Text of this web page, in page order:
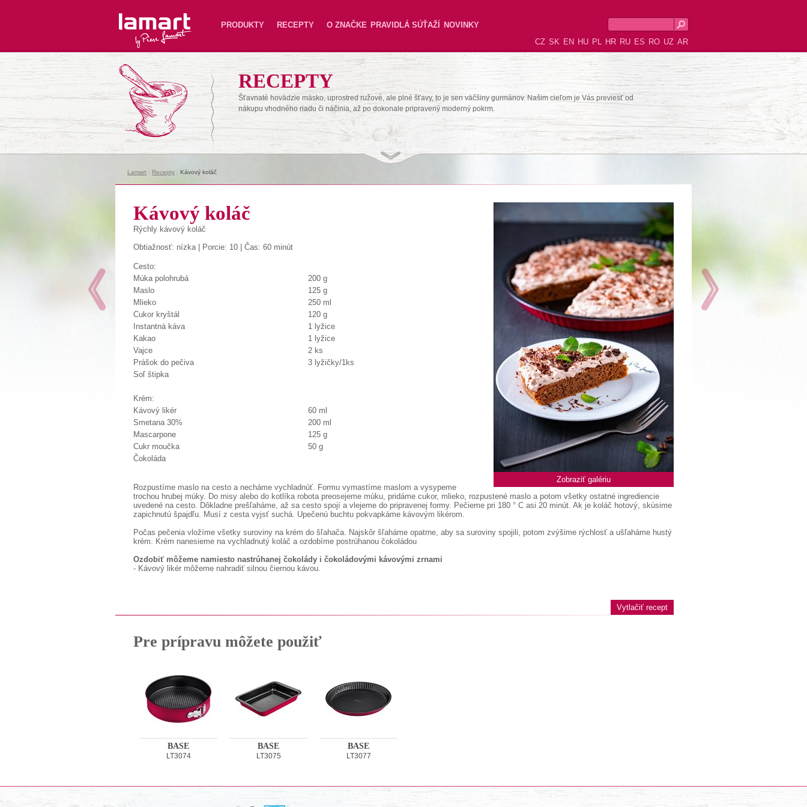
Lamart PRODUKTY RECEPTY O ZNAČKE PRAVIDLÁ SÚŤAŽÍ
NOVINKY
CZ SK EN HU PL HR RU ES RO UZ AR
RECEPTY
Šťavnaté hovädzie mäsko, uprostred ružové, ale plné šťavy, to je sen väčšiny gurmánov. Našim cieľom je Vás previesť od
nákupu vhodného riadu či náčinia, až po dokonale pripravený moderný pokrm.
Lamart Recepty Kávový koláč
Zobraziť galériu
Kávový koláč
Rýchly kávový koláč
Obtiažnosť: nízka | Porcie: 10 | Čas: 60 minút
Cesto:
Múka polohrubá
200 g
Maslo
125 g
Mlieko
250 ml
Cukor kryštál
120 g
Instantná káva
1 lyžice
Kakao
1 lyžice
Vajce
2 ks
Prášok do pečiva
3 lyžičky/1ks
Soľ štipka
Krém:
Kávový likér
60 ml
Smetana 30%
200 ml
Mascarpone
125 g
Cukr moučka
50 g
Čokoláda
Rozpustíme maslo na cesto a necháme vychladnúť. Formu vymastíme maslom a vysypeme
trochou hrubej múky. Do misy alebo do kotlíka robota preosejeme múku, pridáme cukor, mlieko, rozpustené maslo a potom všetky ostatné ingrediencie
uvedené na cesto. Dôkladne prešľaháme, až sa cesto spojí a vlejeme do pripravenej formy. Pečieme pri 180 ° C asi 20 minút. Ak je koláč hotový, skúsime
zapichnutú špajdľu. Musí z cesta vyjsť suchá. Upečenú buchtu pokvapkáme kávovým likérom.
Počas pečenia vložíme všetky suroviny na krém do šľahača. Najskôr šľaháme opatrne, aby sa suroviny spojili, potom zvýšime rýchlosť a ušľaháme hustý
krém. Krém nanesieme na vychladnutý koláč a ozdobíme postrúhanou čokoládou
Ozdobiť môžeme namiesto nastrúhanej čokolády i čokoládovými kávovými zrnami
- Kávový likér môžeme nahradiť silnou čiernou kávou.
Vytlačiť recept
Pre prípravu môžete použiť
BASE
LT3074
BASE
LT3075
BASE
LT3077